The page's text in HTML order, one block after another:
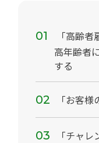
「高齢
高年齢者
する
「お客
「チャ